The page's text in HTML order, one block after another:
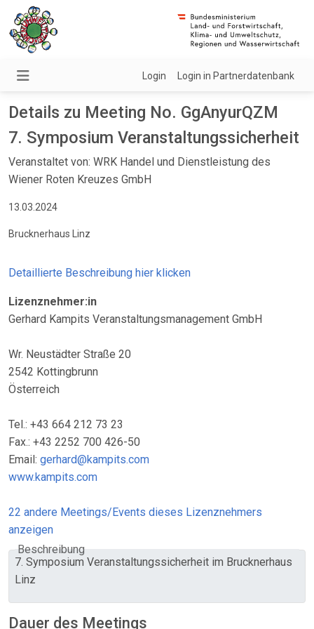
Login Login in Partnerdatenbank
Details zu Meeting No. GgAnyurQZM
7. Symposium Veranstaltungssicherheit
Veranstaltet von: WRK Handel und Dienstleistung des
Wiener Roten Kreuzes GmbH
13.03.2024
Brucknerhaus Linz
Detaillierte Beschreibung hier klicken
Lizenznehmer:in
Gerhard Kampits Veranstaltungsmanagement GmbH
Wr. Neustädter Straße 20
2542 Kottingbrunn
Österreich
Tel.: +43 664 212 73 23
Fax.: +43 2252 700 426-50
Email: gerhard@kampits.com
www.kampits.com
22 andere Meetings/Events dieses Lizenznehmers
anzeigen
Beschreibung
7. Symposium Veranstaltungssicherheit im Brucknerhaus
Linz
Dauer des Meetings